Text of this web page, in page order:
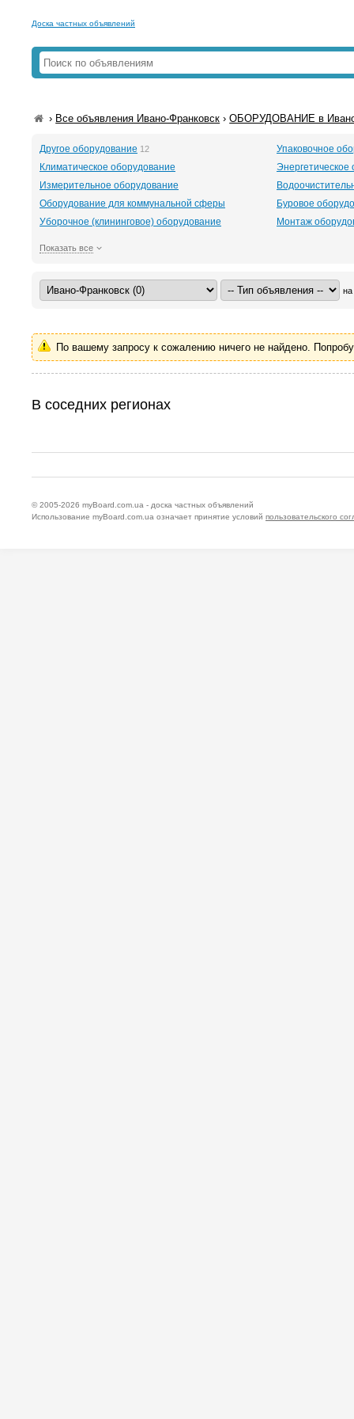
Доска частных объявлений
› Все объявления Ивано-Франковск ›ОБОРУДОВАНИЕ в
Другое оборудование 12
Упаковочное
Климатическое оборудование
Энергетическое
Измерительное оборудование
Оборудование для коммунальной сферы
Буровое
Уборочное (клининговое) оборудование
Монтаж
Показать все
на
По вашему запросу к сожалению ничего не найдено.
В соседних регионах
© 2005-2026 myBoard.com.ua - доска частных объявлений
Использование myBoard.com.ua означает принятие условий пользовательского